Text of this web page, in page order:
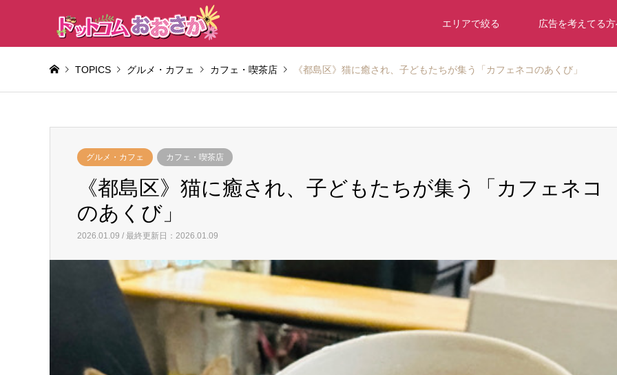
エリアで絞る 広告を考えてる
TOPICS グルメ・カフェ カフェ・喫茶店 《都島区》猫に癒され、子どもたちが集う「カフェネコのあくび」
グルメ・カフェ カフェ・喫茶店
《都島区》猫に癒され、子どもたちが集う「カフェネコ
のあくび」
2026.01.09 / 最終更新日：2026.01.09